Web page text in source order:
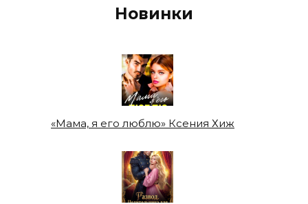
Новинки
«Мама, я его люблю» Ксения Хиж